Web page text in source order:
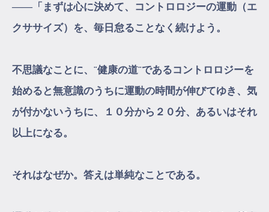
――「まずは心に決めて、コントロロジーの運動（エ
クササイズ）を、毎日怠ることなく続けよう。
不思議なことに、¨健康の道¨であるコントロロジーを
始めると無意識のうちに運動の時間が伸びてゆき、気
が付かないうちに、１０分から２０分、あるいはそれ
以上になる。
それはなぜか。答えは単純なことである。